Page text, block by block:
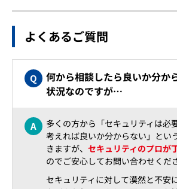
よくあるご質問
何から相談したら良いか分か
状況なのですが…
多くの方から「セキュリティは必
考えれば良いか分からない」とい
きますが、 セキュリティのプロが
のでご安心してお問い合わせくだ
セキュリティに対して漠然と不安